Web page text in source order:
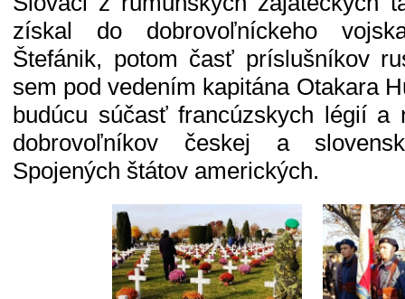
získal do dobrovoľníckeho
Štefánik, potom časť príslušníkov
sem pod vedením kapitána Otakara
budúcu súčasť francúzskych légií a
dobrovoľníkov českej a
Spojených štátov amerických.